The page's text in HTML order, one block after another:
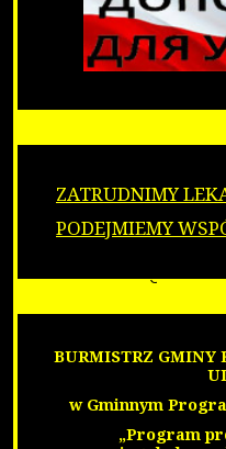
3
KWESTIONARIUSZ
ZATRUDNIMY
PODEJMIEMY
BURMISTRZ GMINY
w Gminnym
„Program